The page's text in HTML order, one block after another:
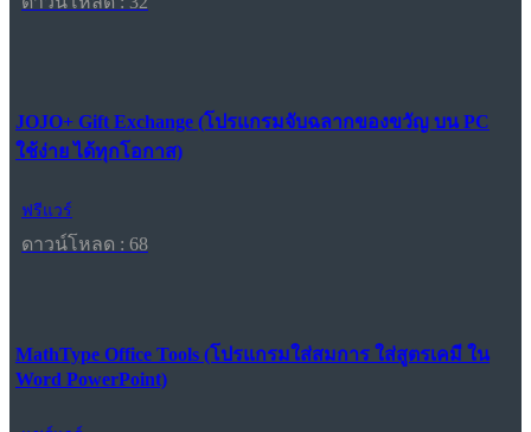
JOJO+ Gift Exchange (โปรแกรมจับฉลากของขวัญ บน PC
ใช้ง่าย ได้ทุกโอกาส)
ฟรีแวร์
ดาวน์โหลด : 68
MathType Office Tools (โปรแกรมใส่สมการ ใส่สูตรเคมี ใน
Word PowerPoint)